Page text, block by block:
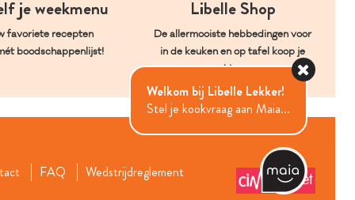
je weekmenu
favoriete recepten
boodschappenlijst!
Libelle Shop
De allermooiste hebbedingen voor
in de keuken en op tafel koop je
hier.
FAQ
Wedstrijdreglement
Welkom bij Libelle Lekker!
Stel je kookvraag aan Maia...